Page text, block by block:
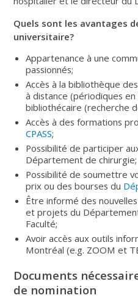
Quels sont les avantages
universitaire?
Appartenance à une
passionnés;
Accès à la bibliothèque
à distance (périodiques
bibliothécaire (recherche
Accès à des formations
CPASS;
Possibilité de participer
Département de chirurgie;
Possibilité de soumettre
prix ou des bourses du
Être informé des
et projets du
Faculté;
Avoir accès aux outils
Montréal (e.g. ZOOM et
Documents
de nomination